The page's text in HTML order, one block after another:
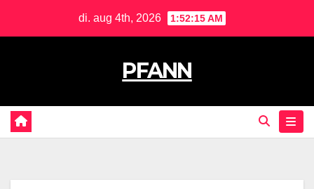
di. aug 4th, 2026 1:52:16 AM
PFANN